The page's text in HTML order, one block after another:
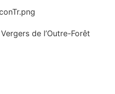
de l’Outre-Forêt